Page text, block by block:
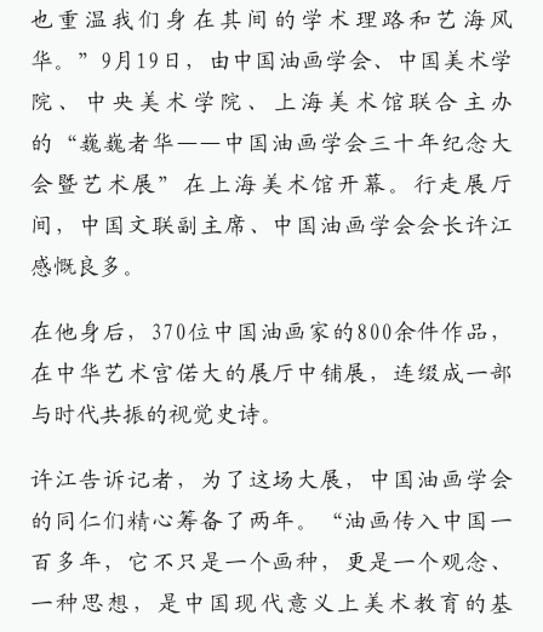
也重温我们身在其间的学术理路和艺海风
华。”9月19日，由中国油画学会、中国美术学
院、中央美术学院、上海美术馆联合主办
的“巍巍者华——中国油画学会三十年纪念大
会暨艺术展”在上海美术馆开幕。行走展厅
间，中国文联副主席、中国油画学会会长许江
感慨良多。
在他身后，370位中国油画家的800余件作品，
在中华艺术宫偌大的展厅中铺展，连缀成一部
与时代共振的视觉史诗。
许江告诉记者，为了这场大展，中国油画学会
的同仁们精心筹备了两年。“油画传入中国一
百多年，它不只是一个画种，更是一个观念、
一种思想，是中国现代意义上美术教育的基